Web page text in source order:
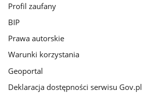
Profil zaufany
BIP
Prawa autorskie
Warunki korzystania
Geoportal
Deklaracja dostępności serwisu Gov.pl